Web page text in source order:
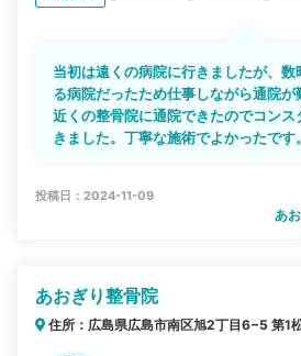
当初は遠くの病院に行きましたが、
る病院だったため仕事しながら通院が
近くの整骨院に通院できたのでコン
きました。丁寧な施術でよかったです。
投稿日：2024-11-09
あ
あおぎり整骨院
住所：広島県広島市南区旭2丁目6−5 第1